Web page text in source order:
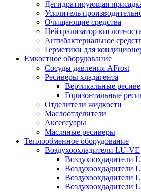
Дегидратирующая
Усилитель
Очищающие средства
Нейтрализатор
Антибактериальное
Герметики для
Емкостное оборудование
Сосуды давления AFrost
Ресиверы хладагента
Вертикальные
Горизонтальные
Отделители жидкости
Маслоотделители
Аксессуары
Масляные ресиверы
Теплообменное оборудование
Воздухоохладители LU-VE
Воздухоохдадители
Воздухоохдадители
Воздухоохдадители
Воздухоохдадители